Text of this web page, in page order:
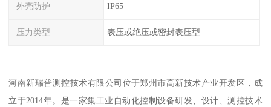
外壳防护 IP65
压力类型 表压或绝压或密封表压型
河南新瑞普测控技术有限公司位于郑州市高新技术产业开发区，成
立于2014年。是一家集工业自动化控制设备研发、设计、测控技术